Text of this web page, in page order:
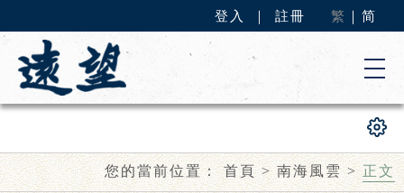
登入 註冊 繁 简
您的當前位置：首頁>南海風雲>正文